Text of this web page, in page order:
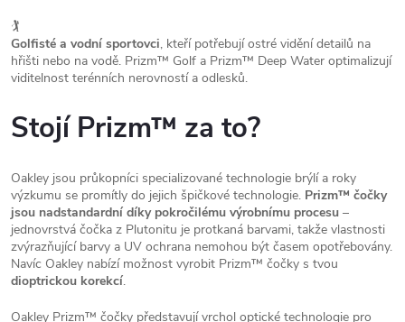
🏌️
Golfisté a vodní sportovci, kteří potřebují ostré vidění detailů na
hřišti nebo na vodě. Prizm™ Golf a Prizm™ Deep Water optimalizují
viditelnost terénních nerovností a odlesků.
Stojí Prizm™ za to?
Oakley jsou průkopníci specializované technologie brýlí a roky
výzkumu se promítly do jejich špičkové technologie. Prizm™ čočky
jsou nadstandardní díky pokročilému výrobnímu procesu –
jednovrstvá čočka z Plutonitu je protkaná barvami, takže vlastnosti
zvýrazňující barvy a UV ochrana nemohou být časem opotřebovány.
Navíc Oakley nabízí možnost vyrobit Prizm™ čočky s tvou
dioptrickou korekcí.
Oakley Prizm™ čočky představují vrchol optické technologie pro